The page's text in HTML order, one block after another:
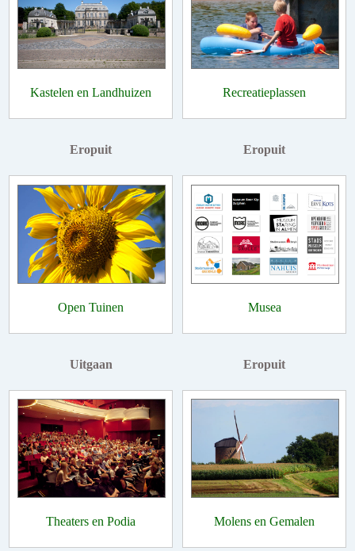
Kastelen en Landhuizen Recreatieplassen
Eropuit
Open Tuinen
Eropuit
Musea
Uitgaan
Theaters en Podia
Eropuit
Molens en Gemalen